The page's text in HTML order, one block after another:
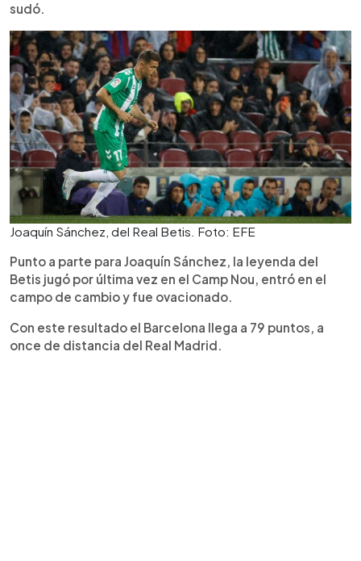
sudó.
Joaquín Sánchez, del Real Betis. Foto: EFE
Punto a parte para Joaquín Sánchez, la leyenda del
Betis jugó por última vez en el Camp Nou, entró en el
campo de cambio y fue ovacionado.
Con este resultado el Barcelona llega a 79 puntos, a
once de distancia del Real Madrid.